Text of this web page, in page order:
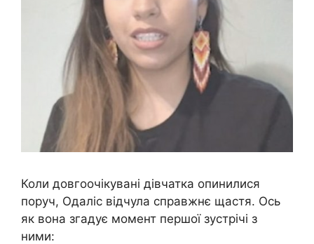
Коли довгоочікувані дівчатка опинилися
поруч, Одаліс відчула справжнє щастя. Ось
як вона згадує момент першої зустрічі з
ними: